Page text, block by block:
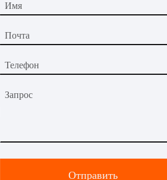
Имя
Почта
Телефон
Запрос
Отправить